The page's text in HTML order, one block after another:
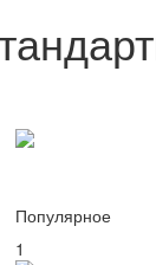
Популярное
1